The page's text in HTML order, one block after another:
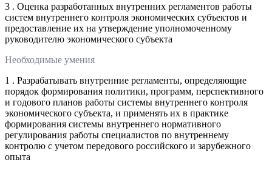
3 . Оценка разработанных внутренних регламентов работы
систем внутреннего контроля экономических субъектов и
предоставление их на утверждение уполномоченному
руководителю экономического субъекта
Необходимые умения
1 . Разрабатывать внутренние регламенты, определяющие
порядок формирования политики, программ, перспективного
и годового планов работы системы внутреннего контроля
экономического субъекта, и применять их в практике
формирования системы внутреннего нормативного
регулирования работы специалистов по внутреннему
контролю с учетом передового российского и зарубежного
опыта